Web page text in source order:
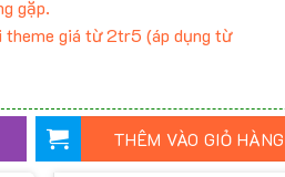
gặp.
theme giá từ 2tr5 (áp dụng từ
THÊM VÀO GIỎ HÀNG